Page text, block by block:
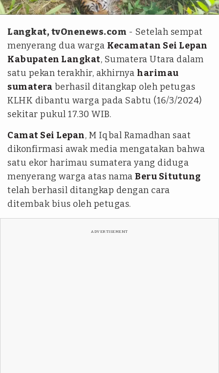
tim tvOne/Taufik Hidayat
Langkat, tvOnenews.com - Setelah sempat
menyerang dua warga Kecamatan Sei Lepan
Kabupaten Langkat, Sumatera Utara dalam
satu pekan terakhir, akhirnya harimau
sumatera berhasil ditangkap oleh petugas
KLHK dibantu warga pada Sabtu (16/3/2024)
sekitar pukul 17.30 WIB.
Camat Sei Lepan, M Iqbal Ramadhan saat
dikonfirmasi awak media mengatakan bahwa
satu ekor harimau sumatera yang diduga
menyerang warga atas nama Beru Situtung
telah berhasil ditangkap dengan cara
ditembak bius oleh petugas.
ADVERTISEMENT